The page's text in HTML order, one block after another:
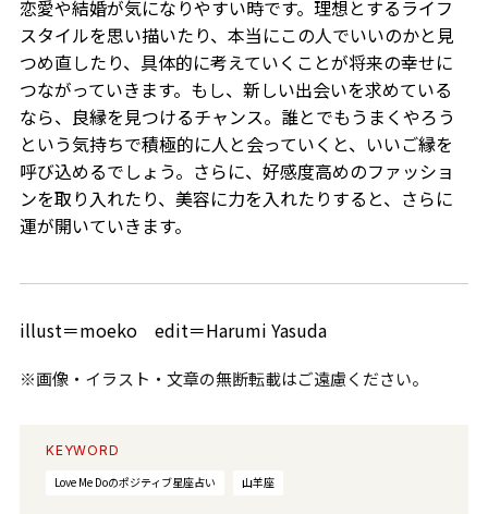
恋愛や結婚が気になりやすい時です。理想とするライフ
スタイルを思い描いたり、本当にこの人でいいのかと見
つめ直したり、具体的に考えていくことが将来の幸せに
つながっていきます。もし、新しい出会いを求めている
なら、良縁を見つけるチャンス。誰とでもうまくやろう
という気持ちで積極的に人と会っていくと、いいご縁を
呼び込めるでしょう。さらに、好感度高めのファッショ
ンを取り入れたり、美容に力を入れたりすると、さらに
運が開いていきます。
illust＝moeko edit＝Harumi Yasuda
※画像・イラスト・文章の無断転載はご遠慮ください。
KEYWORD
Love Me Doのポジティブ星座占い
山羊座